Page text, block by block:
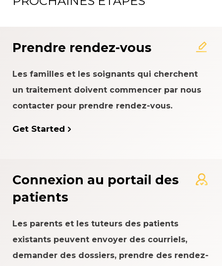
À propos du système
Prendre rendez-vous
Les familles et les soignants qui cherchent
un traitement doivent commencer par nous
contacter pour prendre rendez-vous.
Get Started
Connexion au portail des
patients
Les parents et les tuteurs des patients
existants peuvent envoyer des courriels,
demander des dossiers, prendre des rendez-